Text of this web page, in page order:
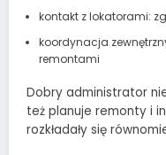
kontakt z lokatorami:
koordynacja
remontami
Dobry administrator
też planuje remonty i
rozkładały się